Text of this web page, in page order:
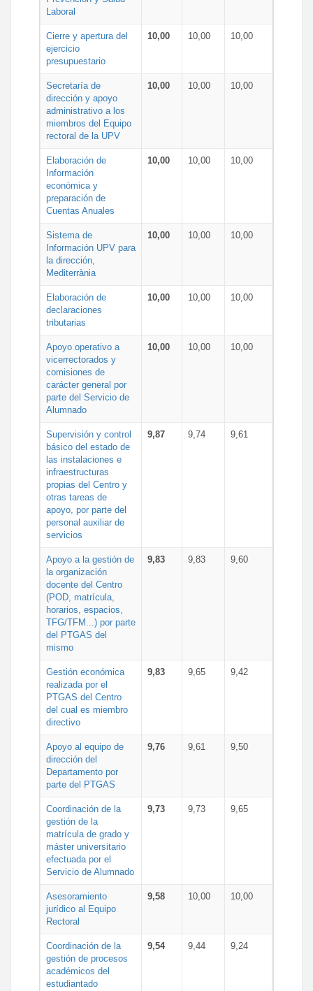
Laboral
Cierre y apertura del
ejercicio
presupuestario
10,00 10,00 10,00
Secretaría de
dirección y apoyo
administrativo a los
miembros del Equipo
rectoral de la UPV
10,00 10,00 10,00
Elaboración de
Información
económica y
preparación de
Cuentas Anuales
10,00 10,00 10,00
Sistema de
Información UPV para
la dirección,
Mediterrània
10,00 10,00 10,00
Elaboración de
declaraciones
tributarias
10,00 10,00 10,00
Apoyo operativo a
vicerrectorados y
comisiones de
carácter general por
parte del Servicio de
Alumnado
10,00 10,00 10,00
Supervisión y control
básico del estado de
las instalaciones e
infraestructuras
propias del Centro y
otras tareas de
apoyo, por parte del
personal auxiliar de
servicios
9,87 9,74 9,61
Apoyo a la gestión de
la organización
docente del Centro
(POD, matrícula,
horarios, espacios,
TFG/TFM...) por parte
del PTGAS del
mismo
9,83 9,83 9,60
Gestión económica
realizada por el
PTGAS del Centro
del cual es miembro
directivo
9,83 9,65 9,42
Apoyo al equipo de
dirección del
Departamento por
parte del PTGAS
9,76 9,61 9,50
Coordinación de la
gestión de la
matrícula de grado y
máster universitario
efectuada por el
Servicio de Alumnado
9,73 9,73 9,65
Asesoramiento
jurídico al Equipo
Rectoral
9,58 10,00 10,00
Coordinación de la
gestión de procesos
académicos del
estudiantado
9,54 9,44 9,24